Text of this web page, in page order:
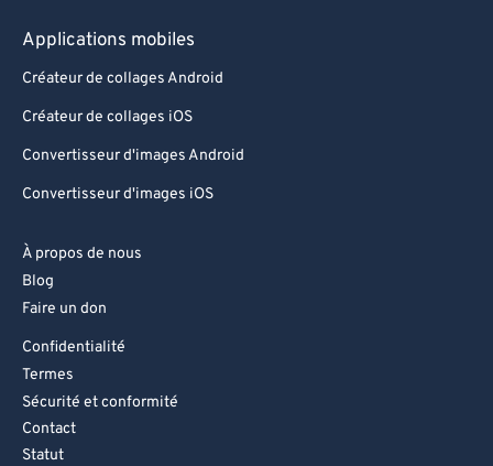
Applications mobiles
Créateur de collages Android
Créateur de collages iOS
Convertisseur d'images Android
Convertisseur d'images iOS
À propos de nous
Blog
Faire un don
Confidentialité
Termes
Sécurité et conformité
Contact
Statut